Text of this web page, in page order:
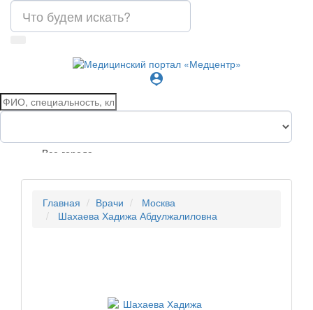
person_pin
Все города
Главная Врачи
Москва
Шахаева Хадижа Абдулжалиловна